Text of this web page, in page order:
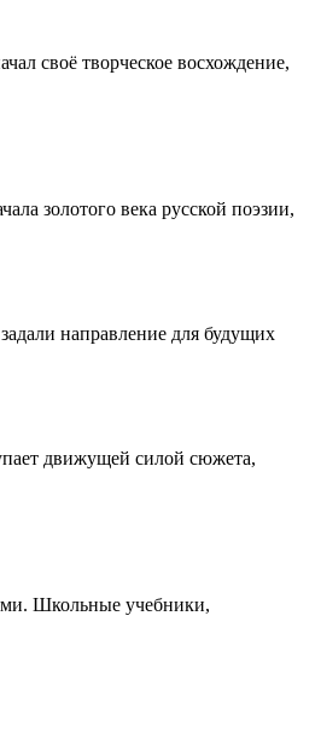
своё творческое восхождение,
золотого века русской поэзии,
направление для будущих
движущей силой сюжета,
Школьные учебники,